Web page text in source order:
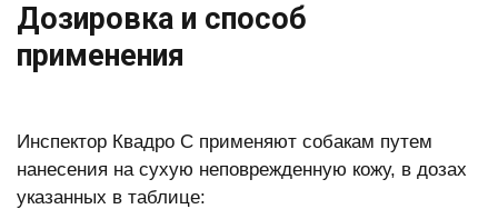
Дозировка и способ
применения
Инспектор Квадро С применяют собакам путем
нанесения на сухую неповрежденную кожу, в дозах
указанных в таблице: